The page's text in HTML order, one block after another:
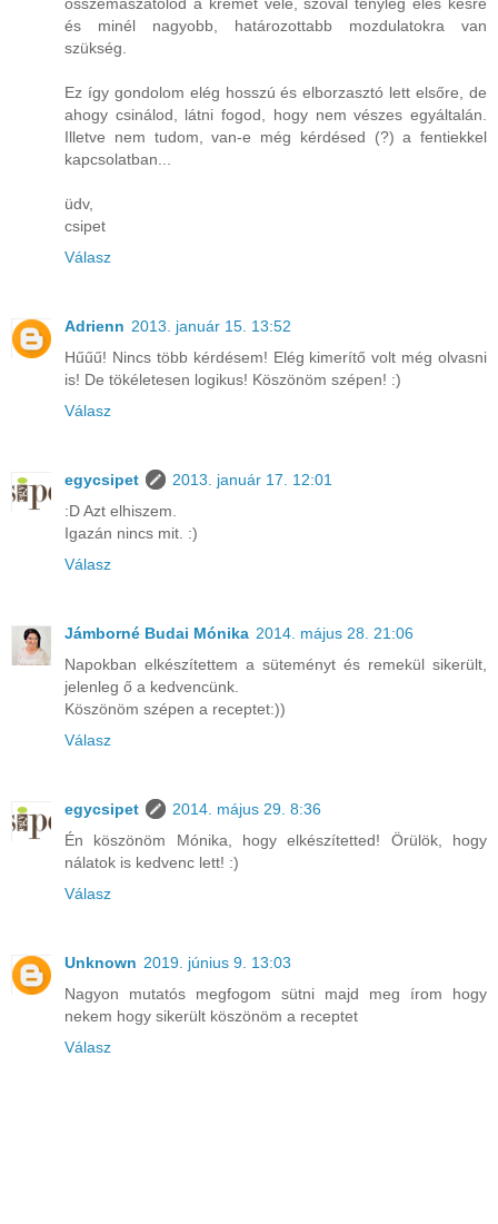
és minél nagyobb, határozottabb mozdulatokra van
szükség.
Ez így gondolom elég hosszú és elborzasztó lett elsőre, de
ahogy csinálod, látni fogod, hogy nem vészes egyáltalán.
Illetve nem tudom, van-e még kérdésed (?) a fentiekkel
kapcsolatban...
üdv,
csipet
Válasz
Adrienn 2013. január 15. 13:52
Hűűű! Nincs több kérdésem! Elég kimerítő volt még olvasni
is! De tökéletesen logikus! Köszönöm szépen! :)
Válasz
egycsipet
2013. január 17. 12:01
:D Azt elhiszem.
Igazán nincs mit. :)
Válasz
Jámborné Budai Mónika 2014. május 28. 21:06
Napokban elkészítettem a süteményt és remekül sikerült,
jelenleg ő a kedvencünk.
Köszönöm szépen a receptet:))
Válasz
egycsipet
2014. május 29. 8:36
Én köszönöm Mónika, hogy elkészítetted! Örülök, hogy
nálatok is kedvenc lett! :)
Válasz
Unknown 2019. június 9. 13:03
Nagyon mutatós megfogom sütni majd meg írom hogy
nekem hogy sikerült köszönöm a receptet
Válasz